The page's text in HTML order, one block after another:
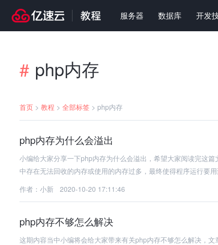
服务器 数据库 开发
# php内存
首页 > 教程 > 全部标签 > php内存
php内存为什么会溢出
小编给大家分享一下php内存为什么会溢出，希望大家阅读完这
中存在无法回收的内存或使用的内存过多，最终使得程序运行要
作者：小新
2020-10-20 17:11:46
php内存不够怎么解决
这期内容当中小编将会给大家带来有关php内存不够怎么解决，